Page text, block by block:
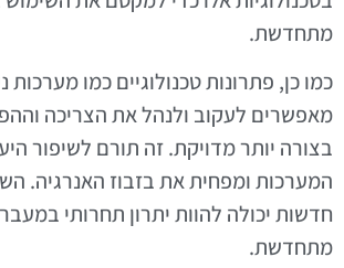
מתחדשת.
כמו כן, פתרונות טכנולוגיים כמו מערכות
מאפשרים לעקוב ולנהל את הצריכה
בצורה יותר מדויקת. זה תורם לשיפור
המערכות ומפחית את בזבוז האנרגיה.
חדשות יכולה להוות יתרון תחרותי
מתחדשת.